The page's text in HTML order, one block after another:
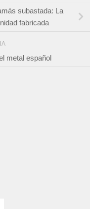
subastada: La
fabricada
metal español